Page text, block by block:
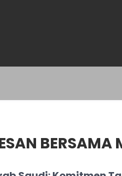
BERSAMA